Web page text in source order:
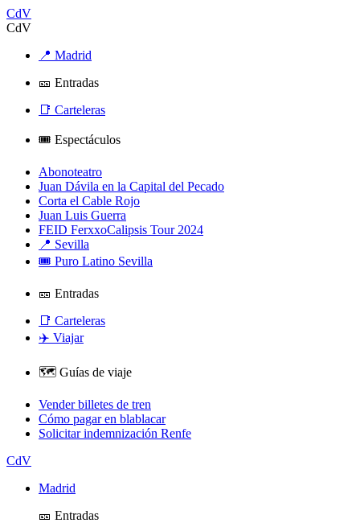
CdV
CdV
📍 Madrid
🎫 Entradas
📑 Carteleras
🎟️ Espectáculos
Abonoteatro
Juan Dávila en la Capital del Pecado
Corta el Cable Rojo
Juan Luis Guerra
FEID FerxxoCalipsis Tour 2024
📍 Sevilla
🎟️ Puro Latino Sevilla
🎫 Entradas
📑 Carteleras
✈️ Viajar
🗺️ Guías de viaje
Vender billetes de tren
Cómo pagar en blablacar
Solicitar indemnización Renfe
CdV
Madrid
🎫 Entradas